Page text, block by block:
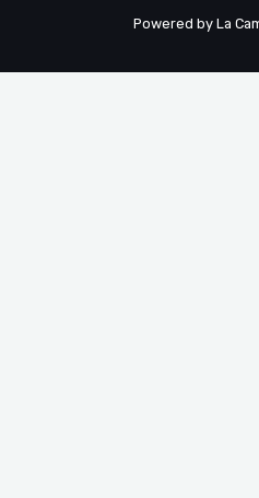
Powered by La